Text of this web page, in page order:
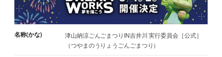
名称(かな)
津山納涼ごんごまつりIN吉井川 実行委員会［公式］
（つやまのうりょうごんごまつり）